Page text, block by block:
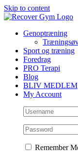
Skip to content
Genoptræning
Sport og træning
Foredrag
PRO Terapi
Blog
BLIV MEDLEM
My Account
Remember